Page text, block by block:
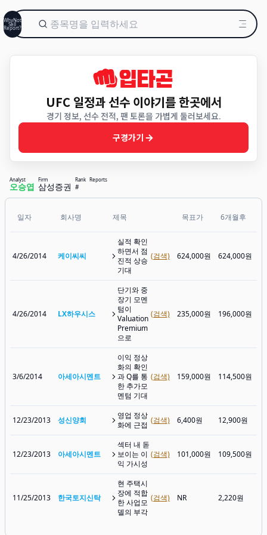
WhyNot
Sell
Report?
UFC 일정과 선수 이야기를 한곳에서
경기 정보, 선수 전적, 팬 토론을 가볍게 둘러보세요.
구경가기
Analyst
오승엽
Firm
삼성증권
Rank
#
Reports
일자 회사명 제목 목표가 6개월후
4/26/2014 케이씨씨
실적 확인
하면서 점
진적 상승
기대
(검색) 624,000원 624,000원
4/26/2014 LX하우시스
단기와 중
장기 모멘
텀이
Valuation
Premium
으로
(검색) 235,000원 196,000원
3/6/2014 아세아시멘트
이익 정상
화의 확인
과 Q를 통
한 추가모
멘텀 기대
(검색) 159,000원 114,500원
12/23/2013 성신양회
영업 정상
화에 근접 (검색) 6,400원 12,900원
12/23/2013 아세아시멘트
섹터 내 돋
보이는 이
익 가시성
(검색) 101,000원 109,500원
11/25/2013 한국토지신탁
현 주택시
장에 적합
한 사업모
델의 부각
(검색) NR 2,220원